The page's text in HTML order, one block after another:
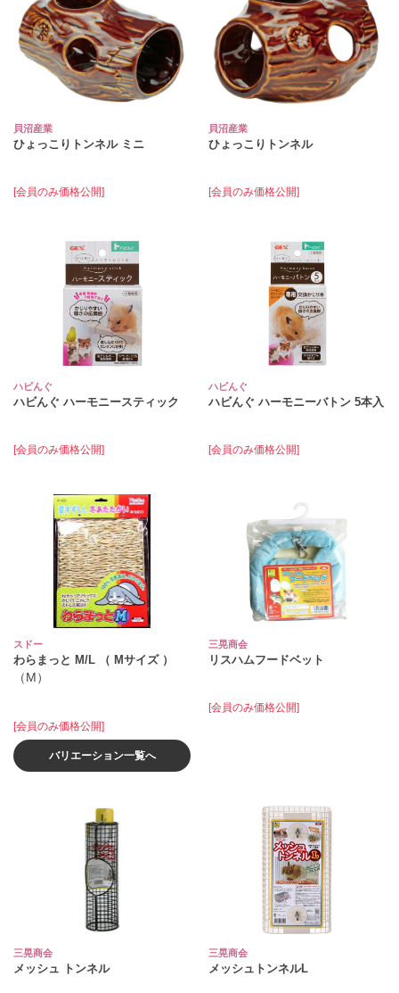
貝沼産業
ひょっこりトンネル ミニ
[会員のみ価格公開]
貝沼産業
ひょっこりトンネル
[会員のみ価格公開]
ハビんぐ
ハビんぐ ハーモニースティック
[会員のみ価格公開]
ハビんぐ
ハビんぐ ハーモニーバトン 5本入
[会員のみ価格公開]
スドー
わらまっと M/L （ Mサイズ ）
（M）
[会員のみ価格公開]
バリエーション一覧へ
三晃商会
リスハムフードベット
[会員のみ価格公開]
三晃商会
メッシュ トンネル
三晃商会
メッシュトンネルL